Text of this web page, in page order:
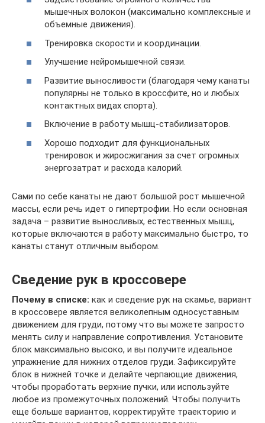
мышечных волокон (максимально комплексные и
объемные движения).
Тренировка скорости и координации.
Улучшение нейромышечной связи.
Развитие выносливости (благодаря чему канаты
популярны не только в кроссфите, но и любых
контактных видах спорта).
Включение в работу мышц-стабилизаторов.
Хорошо подходит для функциональных
тренировок и жиросжигания за счет огромных
энергозатрат и расхода калорий.
Сами по себе канаты не дают большой рост мышечной
массы, если речь идет о гипертрофии. Но если основная
задача – развитие выносливых, естественных мышц,
которые включаются в работу максимально быстро, то
канаты станут отличным выбором.
Сведение рук в кроссовере
Почему в списке: как и сведение рук на скамье, вариант
в кроссовере является великолепным односуставным
движением для груди, потому что вы можете запросто
менять силу и направление сопротивления. Установите
блок максимально высоко, и вы получите идеальное
упражнение для нижних отделов груди. Зафиксируйте
блок в нижней точке и делайте черпающие движения,
чтобы проработать верхние пучки, или используйте
любое из промежуточных положений. Чтобы получить
еще больше вариантов, корректируйте траекторию и